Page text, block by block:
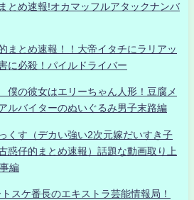
とめ速報!オカマッフルアタックナンバ
まとめ速報！！大帝イタチにラリアッ
に必殺！パイルドライバー
の彼女はエリーちゃん人形！豆腐メ
ルバイターのぬいぐるみ男子末路編
くす（デカい強い2次元嫁だいすき子
惑仔的まとめ速報）話題な動画取り上
編
スケ番長のエキストラ芸能情報局！